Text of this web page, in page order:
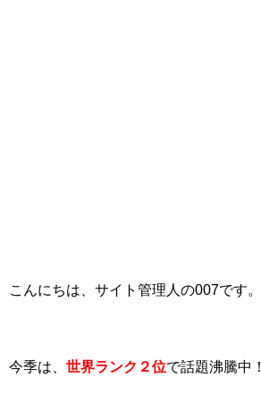
こんにちは、サイト管理人の007です。
今季は、 世界ランク２位で話題沸騰中！